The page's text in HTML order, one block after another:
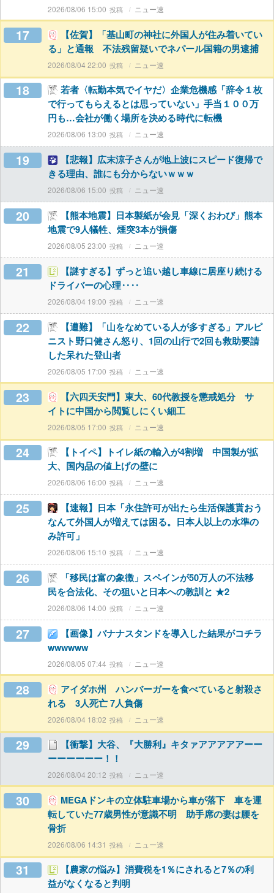
2026/08/06 15:00 ニュー速
17
【佐賀】「基山町の神社に外国人が住み着いてい
る」と通報 不法残留疑いでネパール国籍の男逮捕
2026/08/04 22:00 ニュー速
18
若者〈転勤本気でイヤだ〉企業危機感「辞令１枚
で行ってもらえるとは思っていない」手当１００万
円も…会社が働く場所を決める時代に転機
2026/08/06 13:00 ニュー速
19
【悲報】広末涼子さんが地上波にスピード復帰で
きる理由、誰にも分からないｗｗｗ
2026/08/06 15:00 ニュー速
20
【熊本地震】日本製紙が会見「深くおわび」熊本
地震で9人犠牲、煙突3本が損傷
2026/08/05 23:00 ニュー速
21
【謎すぎる】ずっと追い越し車線に居座り続ける
ドライバーの心理‥‥
2026/08/04 19:00 ニュー速
22
【遭難】「山をなめている人が多すぎる」アルピ
ニスト野口健さん怒り、1回の山行で2回も救助要請
した呆れた登山者
2026/08/05 17:00 ニュー速
23
【六四天安門】東大、60代教授を懲戒処分 サ
イトに中国から閲覧しにくい細工
2026/08/05 17:00 ニュー速
24
【トイペ】トイレ紙の輸入が4割増 中国製が拡
大、国内品の値上げの壁に
2026/08/06 16:00 ニュー速
25
【速報】日本「永住許可が出たら生活保護貰おう
なんて外国人が増えては困る。日本人以上の水準の
み許可」
2026/08/06 15:10 ニュー速
26
「移民は富の象徴」スペインが50万人の不法移
民を合法化、その狙いと日本への教訓と ★2
2026/08/06 14:00 ニュー速
27
【画像】バナナスタンドを導入した結果がコチラ
wwwwww
2026/08/05 07:44 ニュー速
28
アイダホ州 ハンバーガーを食べていると射殺さ
れる 3人死亡 7人負傷
2026/08/04 18:02 ニュー速
29
【衝撃】大谷、『大勝利』キタァアアアアアーー
ーーーーーー！！
2026/08/04 20:12 ニュー速
30
MEGAドンキの立体駐車場から車が落下 車を運
転していた77歳男性が意識不明 助手席の妻は腰を
骨折
2026/08/06 14:31 ニュー速
31
【農家の悩み】消費税を1％にされると7％の利
益がなくなると判明